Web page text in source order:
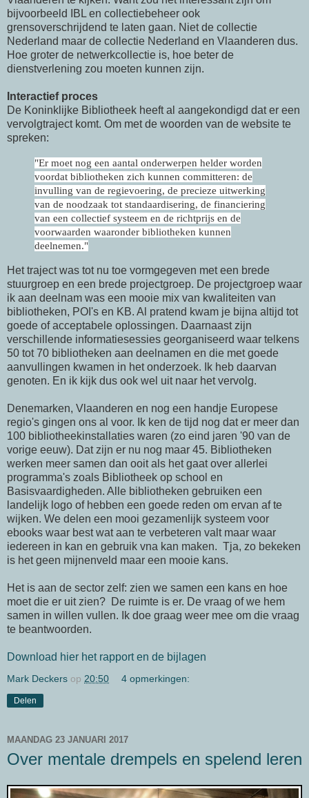
bijvoorbeeld IBL en collectiebeheer ook
grensoverschrijdend te laten gaan. Niet de collectie
Nederland maar de collectie Nederland en Vlaanderen dus.
Hoe groter de netwerkcollectie is, hoe beter de
dienstverlening zou moeten kunnen zijn.
Interactief proces
De Koninklijke Bibliotheek heeft al aangekondigd dat er een
vervolgtraject komt. Om met de woorden van de website te
spreken:
"Er moet nog een aantal onderwerpen helder worden
voordat bibliotheken zich kunnen committeren: de
invulling van de regievoering, de precieze uitwerking
van de noodzaak tot standaardisering, de financiering
van een collectief systeem en de richtprijs en de
voorwaarden waaronder bibliotheken kunnen
deelnemen."
Het traject was tot nu toe vormgegeven met een brede
stuurgroep en een brede projectgroep. De projectgroep waar
ik aan deelnam was een mooie mix van kwaliteiten van
bibliotheken, POI's en KB. Al pratend kwam je bijna altijd tot
goede of acceptabele oplossingen. Daarnaast zijn
verschillende informatiesessies georganiseerd waar telkens
50 tot 70 bibliotheken aan deelnamen en die met goede
aanvullingen kwamen in het onderzoek. Ik heb daarvan
genoten. En ik kijk dus ook wel uit naar het vervolg.
Denemarken, Vlaanderen en nog een handje Europese
regio's gingen ons al voor. Ik ken de tijd nog dat er meer dan
100 bibliotheekinstallaties waren (zo eind jaren '90 van de
vorige eeuw). Dat zijn er nu nog maar 45. Bibliotheken
werken meer samen dan ooit als het gaat over allerlei
programma's zoals Bibliotheek op school en
Basisvaardigheden. Alle bibliotheken gebruiken een
landelijk logo of hebben een goede reden om ervan af te
wijken. We delen een mooi gezamenlijk systeem voor
ebooks waar best wat aan te verbeteren valt maar waar
iedereen in kan en gebruik vna kan maken. Tja, zo bekeken
is het geen mijnenveld maar een mooie kans.
Het is aan de sector zelf: zien we samen een kans en hoe
moet die er uit zien? De ruimte is er. De vraag of we hem
samen in willen vullen. Ik doe graag weer mee om die vraag
te beantwoorden.
Download hier het rapport en de bijlagen
Mark Deckers op 20:50 4 opmerkingen:
Delen
MAANDAG 23 JANUARI 2017
Over mentale drempels en spelend leren